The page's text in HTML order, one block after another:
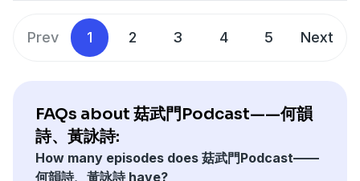
「我唔想睇死自己。」
堅持做對的事，用行動選擇無懼。
Patreon: https://bit.ly/8porpatreon Payme
bit.ly/paymegooPayme QR code:
bit.ly/paymegooQRcode
Show Links :
Prev 1 2 3 4 5 Next
FAQs about 菇武門Podcast——何韻
詩、黃詠詩:
How many episodes does 菇武門Podcast——
何韻詩、黃詠詩 have?